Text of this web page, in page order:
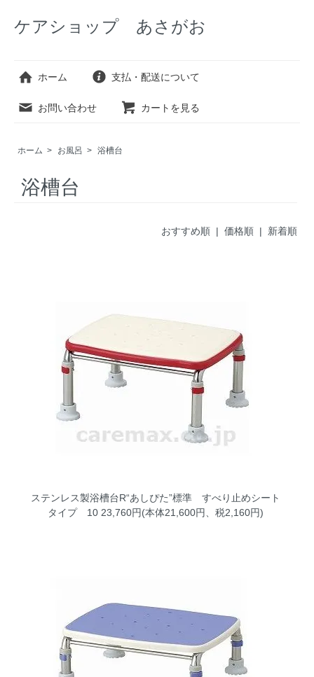
ケアショップ あさがお
ホーム 支払・配送について
お問い合わせ カートを見る
ホーム > お風呂 > 浴槽台
浴槽台
おすすめ順 | 価格順| 新着順
ステンレス製浴槽台R“あしぴた”標準 すべり止めシート
タイプ 1023,760円(本体21,600円、税2,160円)